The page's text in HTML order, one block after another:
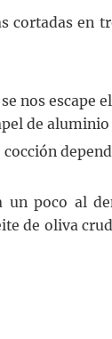
cortadas en
nos escape
de
poco al
de oliva